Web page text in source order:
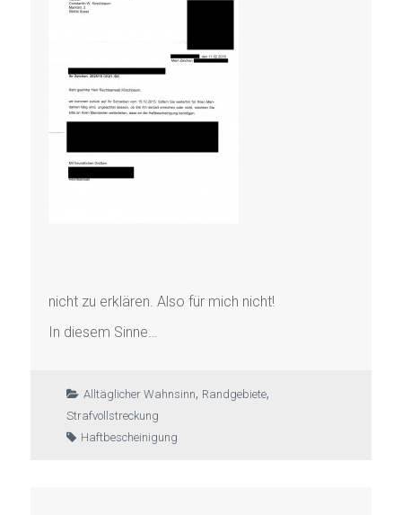
nicht zu erklären. Also für mich nicht!
In diesem Sinne…
Alltäglicher Wahnsinn, Randgebiete,
Strafvollstreckung
Haftbescheinigung